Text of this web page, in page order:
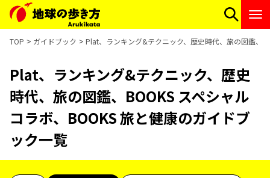
TOP ガイドブック Plat、ランキング&テクニック、歴史時代、旅の図鑑、
Plat、ランキング&テクニック、歴史
時代、旅の図鑑、BOOKS スペシャル
コラボ、BOOKS 旅と健康のガイドブ
ック一覧